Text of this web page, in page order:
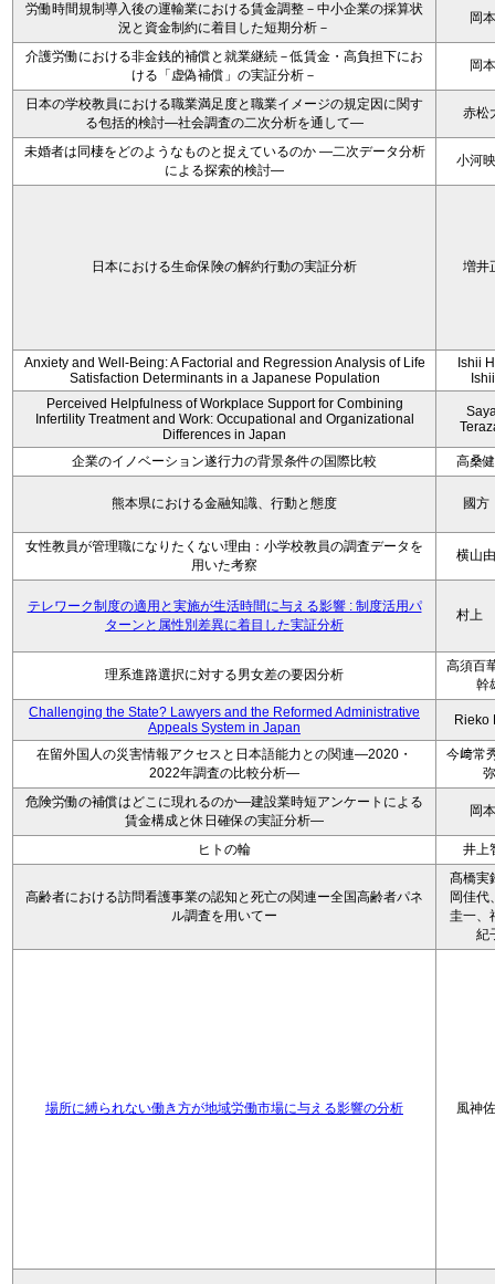
労働時間規制導入後の運輸業における賃金調整－中小企業の採算状
況と資金制約に着目した短期分析－
岡
介護労働における非金銭的補償と就業継続－低賃金・高負担下にお
ける「虚偽補償」の実証分析－
岡
日本の学校教員における職業満足度と職業イメージの規定因に関す
る包括的検討―社会調査の二次分析を通して―
赤松
未婚者は同棲をどのようなものと捉えているのか —二次データ分析
による探索的検討—
小河
日本における生命保険の解約行動の実証分析 増井
Anxiety and Well-Being: A Factorial and Regression Analysis of Life
Satisfaction Determinants in a Japanese Population
Ishii
Perceived Helpfulness of Workplace Support for Combining
Infertility Treatment and Work: Occupational and Organizational
Differences in Japan
企業のイノベーション遂行力の背景条件の国際比較 高桑
熊本県における金融知識、行動と態度 國
女性教員が管理職になりたくない理由：小学校教員の調査データを
用いた考察
横山
テレワーク制度の適用と実施が生活時間に与える影響 : 制度活用パ
ターンと属性別差異に着目した実証分析
村上
理系進路選択に対する男女差の要因分析
高須百
幹
Challenging the State? Lawyers and the Reformed Administrative
Appeals System in Japan
Rieko
在留外国人の災害情報アクセスと日本語能力との関連―2020・
2022年調査の比較分析―
今﨑常
弥
危険労働の補償はどこに現れるのか―建設業時短アンケートによる
賃金構成と休日確保の実証分析―
岡
ヒトの輪 井上
高齢者における訪問看護事業の認知と死亡の関連ー全国高齢者パネ
ル調査を用いてー
髙橋実
岡佳代
圭一、
紀
場所に縛られない働き方が地域労働市場に与える影響の分析 風神